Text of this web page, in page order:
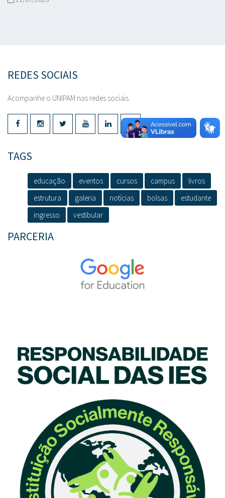
REDES SOCIAIS
Acompanhe o UNIPAM nas redes sociais.
TAGS
educação eventos cursos campus
livros
estrutura
galeria notícias bolsas
estudante
ingresso
vestibular
PARCERIA